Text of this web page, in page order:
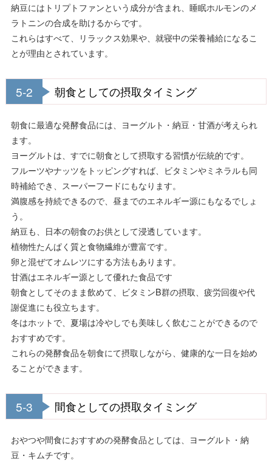
納豆にはトリプトファンという成分が含まれ、睡眠ホルモンのメ
ラトニンの合成を助けるからです。
これらはすべて、リラックス効果や、就寝中の栄養補給になるこ
とが理由とされています。
5-2 朝食としての摂取タイミング
朝食に最適な発酵食品には、ヨーグルト・納豆・甘酒が考えられ
ます。
ヨーグルトは、すでに朝食として摂取する習慣が伝統的です。
フルーツやナッツをトッピングすれば、ビタミンやミネラルも同
時補給でき、スーパーフードにもなります。
満腹感を持続できるので、昼までのエネルギー源にもなるでしょ
う。
納豆も、日本の朝食のお供として浸透しています。
植物性たんぱく質と食物繊維が豊富です。
卵と混ぜてオムレツにする方法もあります。
甘酒はエネルギー源として優れた食品です
朝食としてそのまま飲めて、ビタミンB群の摂取、疲労回復や代
謝促進にも役立ちます。
冬はホットで、夏場は冷やしでも美味しく飲むことができるので
おすすめです。
これらの発酵食品を朝食にて摂取しながら、健康的な一日を始め
ることができます。
5-3 間食としての摂取タイミング
おやつや間食におすすめの発酵食品としては、ヨーグルト・納
豆・キムチです。